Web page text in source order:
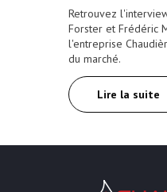
Retrouvez
Forster et Frédéric
l'entreprise
du marché.
Lire la suite